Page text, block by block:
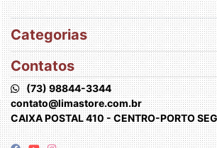
Categorias
Contatos
(73) 98844-3344
contato@limastore.com.br
CAIXA POSTAL 410 - CENTRO-PORTO